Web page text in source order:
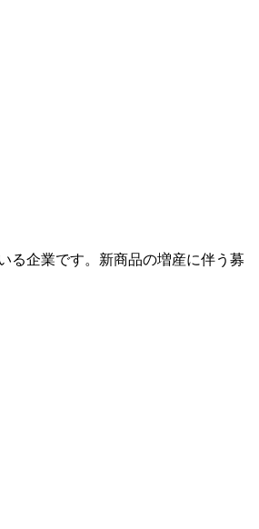
る企業です。新商品の増産に伴う募